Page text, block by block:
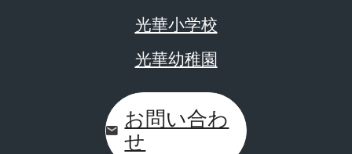
光華小学校
光華幼稚園
お問い合わ
せ